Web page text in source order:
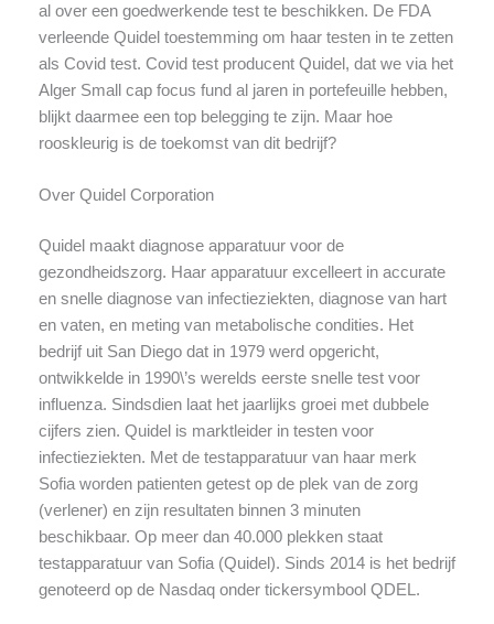
al over een goedwerkende test te beschikken. De FDA
verleende Quidel toestemming om haar testen in te zetten
als Covid test. Covid test producent Quidel, dat we via het
Alger Small cap focus fund al jaren in portefeuille hebben,
blijkt daarmee een top belegging te zijn. Maar hoe
rooskleurig is de toekomst van dit bedrijf?
Over Quidel Corporation
Quidel maakt diagnose apparatuur voor de
gezondheidszorg. Haar apparatuur excelleert in accurate
en snelle diagnose van infectieziekten, diagnose van hart
en vaten, en meting van metabolische condities. Het
bedrijf uit San Diego dat in 1979 werd opgericht,
ontwikkelde in 1990\’s werelds eerste snelle test voor
influenza. Sindsdien laat het jaarlijks groei met dubbele
cijfers zien. Quidel is marktleider in testen voor
infectieziekten. Met de testapparatuur van haar merk
Sofia worden patienten getest op de plek van de zorg
(verlener) en zijn resultaten binnen 3 minuten
beschikbaar. Op meer dan 40.000 plekken staat
testapparatuur van Sofia (Quidel). Sinds 2014 is het bedrijf
genoteerd op de Nasdaq onder tickersymbool QDEL.